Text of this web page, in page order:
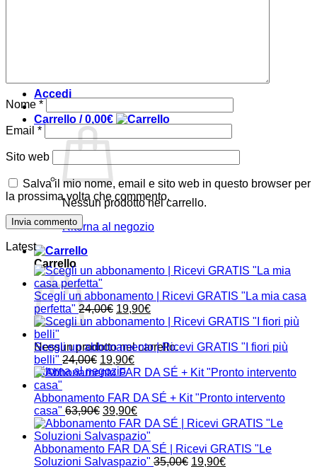
Accedi
Carrello /0,00€
Nessun prodotto nel carrello.
Ritorna al negozio
Carrello
Nessun prodotto nel carrello.
Ritorna al negozio
Nome *
Email *
Sito web
Salva il mio nome, email e sito web in questo browser per
la prossima volta che commento.
Latest
Scegli un abbonamento | Ricevi GRATIS "La mia casa
perfetta" 24,00€ Il
prezzo
era:
24,00€.
19,90€Il
prezzo
è:
Scegli un abbonamento | Ricevi GRATIS "I fiori più
belli" 24,00€ Il
prezzo
era:
24,00€.
19,90€Il
prezzo
è:
19,90€.
Abbonamento FAR DA SÉ + Kit "Pronto intervento
casa" 63,90€ Il
prezzo
originale
era:
63,90€.
39,90€Il
prezzo
attuale
è:
39,90€.
Abbonamento FAR DA SÉ | Ricevi GRATIS "Le
Soluzioni Salvaspazio" 35,00€ Il
19,90€Il